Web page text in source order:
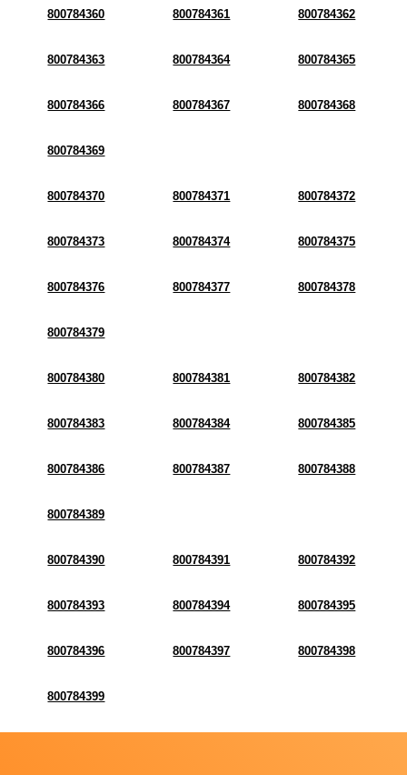
800784360 800784361 800784362
800784363 800784364 800784365
800784366 800784367 800784368
800784369
800784370 800784371 800784372
800784373 800784374 800784375
800784376 800784377 800784378
800784379
800784380 800784381 800784382
800784383 800784384 800784385
800784386 800784387 800784388
800784389
800784390 800784391 800784392
800784393 800784394 800784395
800784396 800784397 800784398
800784399